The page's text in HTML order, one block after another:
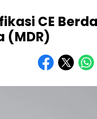
CE
(MDR)